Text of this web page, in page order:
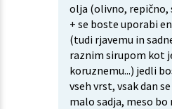
olja (olivno, repično,
+ se boste uporabi
(tudi rjavemu in
raznim sirupom kot
koruznemu...) jedli
vseh vrst, vsak dan
malo sadja, meso bo